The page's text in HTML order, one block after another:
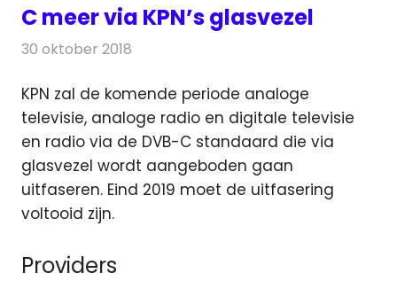
C meer via KPN’s glasvezel
30 oktober 2018
KPN zal de komende periode analoge
televisie, analoge radio en digitale televisie
en radio via de DVB-C standaard die via
glasvezel wordt aangeboden gaan
uitfaseren. Eind 2019 moet de uitfasering
voltooid zijn.
Providers